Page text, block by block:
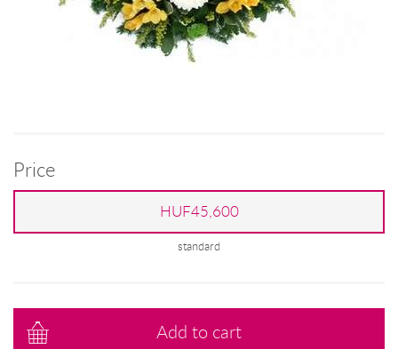
Price
HUF45,600
standard
Add to cart